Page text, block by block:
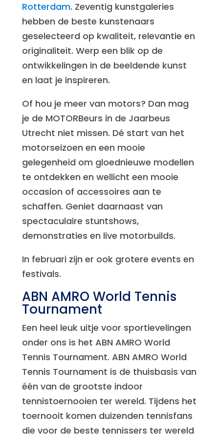
Rotterdam. Zeventig kunstgaleries
hebben de beste kunstenaars
geselecteerd op kwaliteit, relevantie en
originaliteit. Werp een blik op de
ontwikkelingen in de beeldende kunst
en laat je inspireren.
Of hou je meer van motors? Dan mag
je de MOTORBeurs in de Jaarbeus
Utrecht niet missen. Dé start van het
motorseizoen en een mooie
gelegenheid om gloednieuwe modellen
te ontdekken en wellicht een mooie
occasion of accessoires aan te
schaffen. Geniet daarnaast van
spectaculaire stuntshows,
demonstraties en live motorbuilds.
In februari zijn er ook grotere events en
festivals.
ABN AMRO World Tennis
Tournament
Een heel leuk uitje voor sportievelingen
onder ons is het ABN AMRO World
Tennis Tournament. ABN AMRO World
Tennis Tournament is de thuisbasis van
één van de grootste indoor
tennistoernooien ter wereld. Tijdens het
toernooit komen duizenden tennisfans
die voor de beste tennissers ter wereld